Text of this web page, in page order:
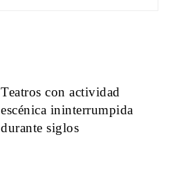
Teatros con actividad
escénica ininterrumpida
durante siglos